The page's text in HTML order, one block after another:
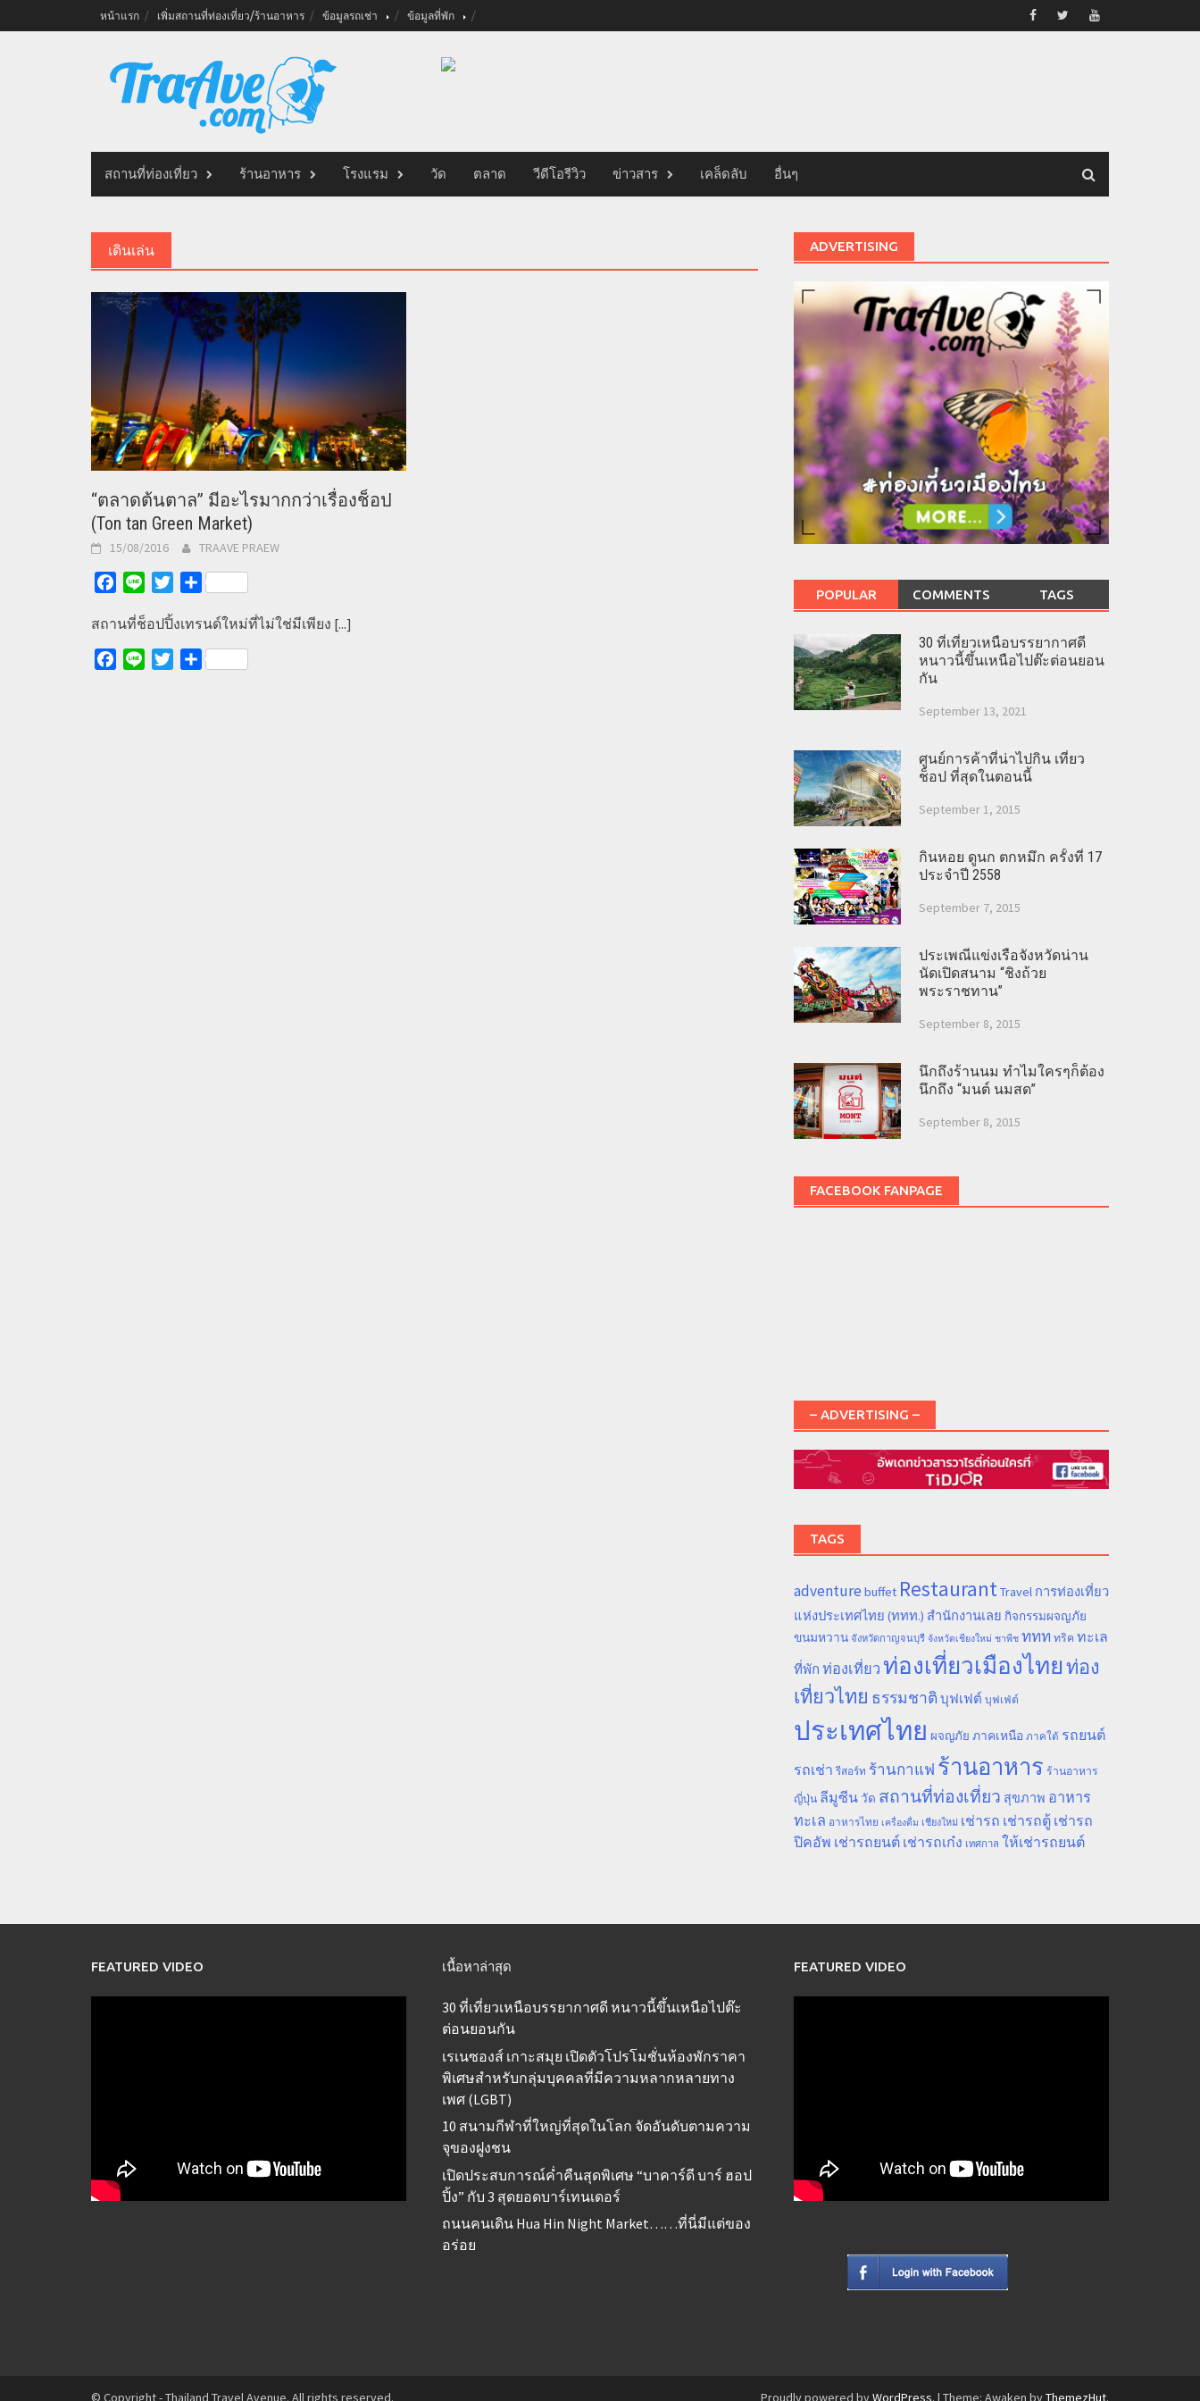
to
หน้าแรก เพิ่มสถานที่ท่องเที่ยว/ร้านอาหาร ข้อมูลรถเช่า ข้อมูลที่พัก
สถานที่ท่องเที่ยว ร้านอาหาร โรงแรม วัด ตลาด วีดีโอรีวิว ข่าวสาร เคล็ดลับ อื่นๆ
เดินเล่น
“ตลาดต้นตาล” มีอะไรมากกว่าเรื่องช็อป
(Ton tan Green Market)
15/08/2016 TRAAVE PRAEW
Facebook
Line TwitterShare
สถานที่ช็อปปิ้งเทรนด์ใหม่ที่ไม่ใช่มีเพียง [...]
Facebook
Line TwitterShare
ADVERTISING
POPULAR COMMENTS TAGS
30 ที่เที่ยวเหนือบรรยากาศดี
หนาวนี้ขึ้นเหนือไปต๊ะต่อนยอน
กัน
September 13, 2021
ศูนย์การค้าที่น่าไปกิน เที่ยว
ช็อป ที่สุดในตอนนี้
September 1, 2015
กินหอย ดูนก ตกหมึก ครั้งที่ 17
ประจำปี 2558
September 7, 2015
ประเพณีแข่งเรือจังหวัดน่าน
นัดเปิดสนาม “ชิงถ้วย
พระราชทาน”
September 8, 2015
นึกถึงร้านนม ทำไมใครๆก็ต้อง
นึกถึง “มนต์ นมสด”
September 8, 2015
FACEBOOK FANPAGE
– ADVERTISING –
TAGS
adventure buffet RestaurantTravel การท่องเที่ยว
แห่งประเทศไทย (ททท.) สำนักงานเลย กิจกรรมผจญภัย
ขนมหวาน จังหวัดกาญจนบุรี จังหวัดเชียงใหม่ ชาพีช ททท ทริค ทะเล
ที่พัก ท่องเที่ยวท่องเที่ยวเมืองไทยท่อง
เที่ยวไทย ธรรมชาติ บุฟเฟต์ บุฟเฟ่ต์
ประเทศไทย ผจญภัย ภาคเหนือ ภาคใต้ รถยนต์
รถเช่า รีสอร์ท ร้านกาแฟ ร้านอาหาร ร้านอาหาร
ญี่ปุ่น ลีมูซีน วัด สถานที่ท่องเที่ยว สุขภาพ อาหาร
ทะเล อาหารไทย เครื่องดื่ม เชียงใหม่ เช่ารถ เช่ารถตู้ เช่ารถ
ปิคอัพ เช่ารถยนต์ เช่ารถเก๋ง เทศกาล ให้เช่ารถยนต์
FEATURED VIDEO เนื้อหาล่าสุด
30 ที่เที่ยวเหนือบรรยากาศดี หนาวนี้ขึ้นเหนือไปต๊ะ
ต่อนยอนกัน
เรเนซองส์ เกาะสมุย เปิดตัวโปรโมชั่นห้องพักราคา
พิเศษสำหรับกลุ่มบุคคลที่มีความหลากหลายทาง
เพศ (LGBT)
10 สนามกีฬาที่ใหญ่ที่สุดในโลก จัดอันดับตามความ
จุของฝูงชน
เปิดประสบการณ์ค่ำคืนสุดพิเศษ “บาคาร์ดี บาร์ ฮอป
ปิ้ง” กับ 3 สุดยอดบาร์เทนเดอร์
ถนนคนเดิน Hua Hin Night Market……ที่นี่มีแต่ของ
อร่อย
FEATURED VIDEO
© Copyright - Thailand Travel Avenue. All rights reserved. Proudly powered byWordPress. | Theme: Awaken byThemezHut.